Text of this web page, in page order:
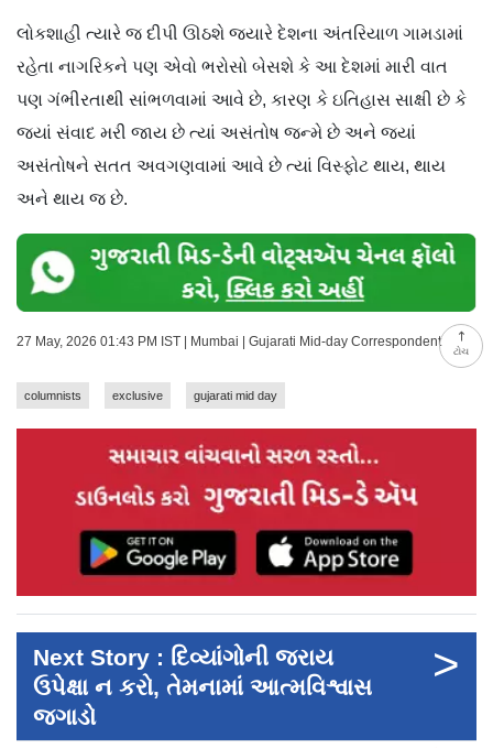
ટોચ
લોકશાહી ત્યારે જ દીપી ઊઠશે જ્યારે દેશના અંતરિયાળ ગામડામાં
રહેતા નાગરિકને પણ એવો ભરોસો બેસશે કે આ દેશમાં મારી વાત
પણ ગંભીરતાથી સાંભળવામાં આવે છે, કારણ કે ઇતિહાસ સાક્ષી છે કે
જ્યાં સંવાદ મરી જાય છે ત્યાં અસંતોષ જન્મે છે અને જ્યાં
અસંતોષને સતત અવગણવામાં આવે છે ત્યાં વિસ્ફોટ થાય, થાય
અને થાય જ છે.
27 May, 2026 01:43 PM IST | Mumbai | Gujarati Mid-day Correspondent
columnists exclusive gujarati mid day
Next Story : દિવ્યાંગોની જરાય
ઉપેક્ષા ન કરો, તેમનામાં આત્મવિશ્વાસ
જગાડો
>